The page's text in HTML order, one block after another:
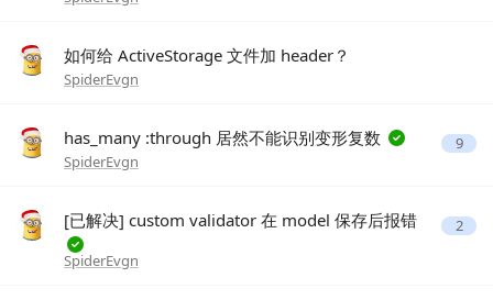
如何给 ActiveStorage 文件加 header？
SpiderEvgn
has_many :through 居然不能识别变形复数
SpiderEvgn
9
[已解决] custom validator 在 model 保存后报错
SpiderEvgn
2